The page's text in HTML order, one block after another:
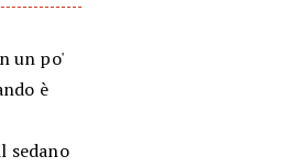
un po'
è
sedano